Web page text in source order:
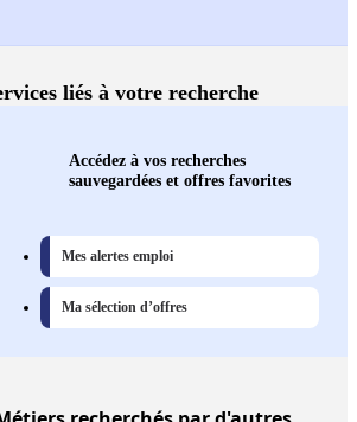
liés à votre recherche
Accédez à vos recherches
sauvegardées et offres favorites
Mes alertes emploi
Ma sélection d’offres